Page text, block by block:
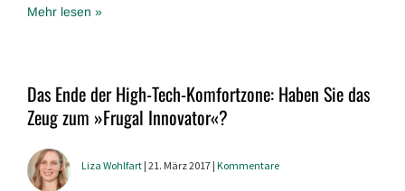
Mehr lesen »
Das Ende der High-Tech-Komfortzone: Haben Sie das
Zeug zum »Frugal Innovator«?
Liza Wohlfart | 21. März 2017 | Kommentare